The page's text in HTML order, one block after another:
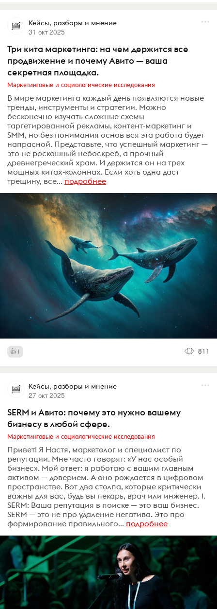
Кейсы, разборы и мнение
31 окт 2025
Три кита маркетинга: на чем держится все
продвижение и почему Авито — ваша
секретная площадка.
Маркетинговые и социологические исследования
В мире маркетинга каждый день появляются новые
тренды, инструменты и стратегии. Можно
бесконечно изучать сложные схемы
таргетированной рекламы, контент-маркетинг и
SMM, но без понимания основ вся эта работа будет
напрасной. Представьте, что успешный маркетинг —
это не роскошный небоскреб, а прочный
древнегреческий храм. И держится он на трех
мощных китах-колоннах. Если хоть одна даст
трещину, все... подробнее
1 811
Кейсы, разборы и мнение
27 окт 2025
SERM и Авито: почему это нужно вашему
бизнесу в любой сфере.
Маркетинговые и социологические исследования
Привет! Я Настя, маркетолог и специалист по
репутации. Мне часто говорят: «У нас особый
бизнес». Мой ответ: я работаю с вашим главным
активом — доверием. А оно рождается в цифровом
пространстве. Вот два столпа, которые критически
важны для вас, будь вы пекарь, врач или инженер. 1.
SERM: Ваша репутация в поиске — это ваш бизнес.
SERM — это не про удаление негатива. Это про
формирование правильного... подробнее